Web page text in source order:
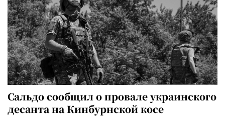
Сальдо сообщил о провале украинского
десанта на Кинбурнской косе